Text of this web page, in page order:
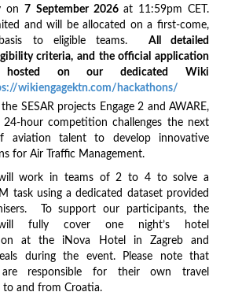
on7 September 2026 at 11:59pm CET.
and will be allocated on a first-come,
basis to eligible teams. All detailed
criteria, and the official application
on our dedicated Wiki
wikiengagektn.com/hackathons/
SESAR projects Engage 2 and AWARE,
24-hour competition challenges the next
aviation talent to develop innovative
for Air Traffic Management.
will work in teams of 2 to 4 to solve a
task using a dedicated dataset provided
To support our participants, the
will fully cover one night’s hotel
at the iNova Hotel in Zagreb and
during the event. Please note that
are responsible for their own travel
to and from Croatia.